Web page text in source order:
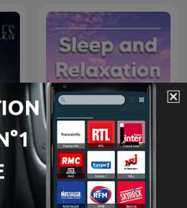
Sleep and Relaxation
Sounds